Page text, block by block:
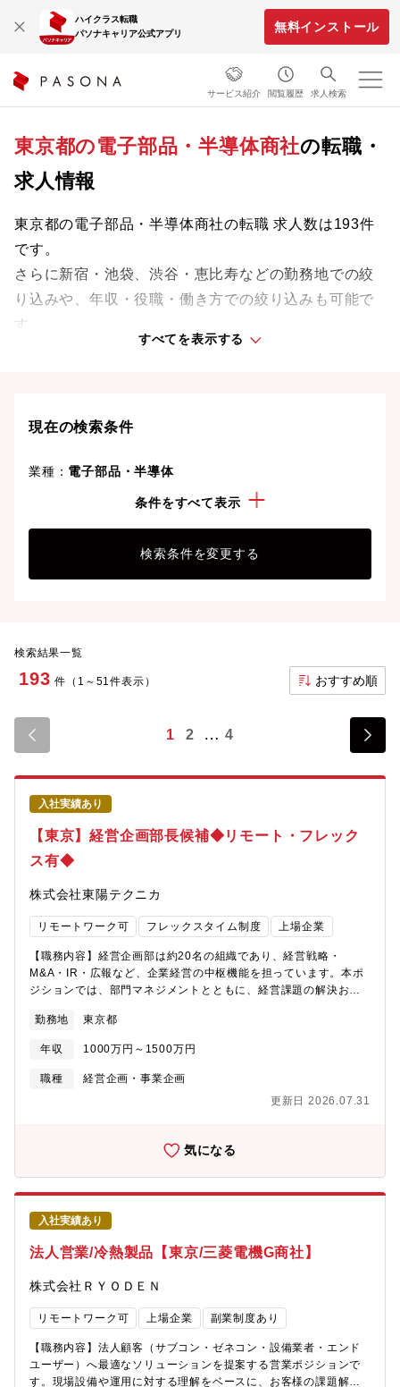
ハイクラス転職
パソナキャリア公式アプリ
無料インストール
サービス紹介 閲覧履歴 求人検索
東京都の電子部品・半導体商社の転職・
求人情報
東京都の電子部品・半導体商社の転職 求人数は193件
です。
さらに新宿・池袋、渋谷・恵比寿などの勤務地での絞
り込みや、年収・役職・働き方での絞り込みも可能で
す。
業界をリードする企業や革新的なプロジェクトに携わ
すべてを表示する
現在の検索条件
業種： 電子部品・半導体
条件をすべて表示
検索条件を変更する
検索結果一覧
193 件（1～51件表示） おすすめ順
1 2 4
入社実績あり
【東京】経営企画部長候補◆リモート・フレック
ス有◆
株式会社東陽テクニカ
リモートワーク可 フレックスタイム制度 上場企業
【職務内容】経営企画部は約20名の組織であり、経営戦略・
M&A・IR・広報など、企業経営の中枢機能を担っています。本ポ
ジションでは、部門マネジメントとともに、経営課題の解決およ
本市場対応3.経営数値予実管理4.経営会議体運営5.サステナビリテ
ィ・ESG6.企業広報・企業WEB運営7.組織マネジメント【組織】
経営企画部 全21名・経営企画グループ 12名・広報・マーケテ
ィンググループ 9名【募集背景】同社はプライム市場に上場する
価値向上および持続的成長を実現するため、経営戦略および資本
り、以下の経営テーマに取り組んでいます。・成長戦略の推進・
資本市場におけるプレゼンス向上・ROE改善を含む企業価値向上
これらのテーマを経営陣と共にスピード感を持って推進するた
め、経営企画機能の強化を目的とした採用となります。【魅
力】・プライム上場企業における経営中枢ポジション・社長直轄
部署であり、経営陣と密接に連携した企業価値向上を推進・経営
戦略、経営企画、広報・IRなど幅広いテーマに関与【働き方】■リ
モートワーク可能。■フレックス勤務を使用することができ、通院
やお子様の送迎のために中抜けすることや早上がりすることが可
能です。コアタイムもなく、最低勤務時間で3.5時間、朝5時から
午後10時の間で使用することが可能です。
勤務地 東京都
年収 1000万円～1500万円
職種
経営企画・事業企画
更新日 2026.07.31
気になる
入社実績あり
法人営業/冷熱製品【東京/三菱電機G商社】
株式会社ＲＹＯＤＥＮ
リモートワーク可 上場企業 副業制度あり
【職務内容】法人顧客（サブコン・ゼネコン・設備業者・エンド
ユーザー）へ最適なソリューションを提案する営業ポジションで
す。現場設備や運用に対する理解をベースに、お客様の課題解決